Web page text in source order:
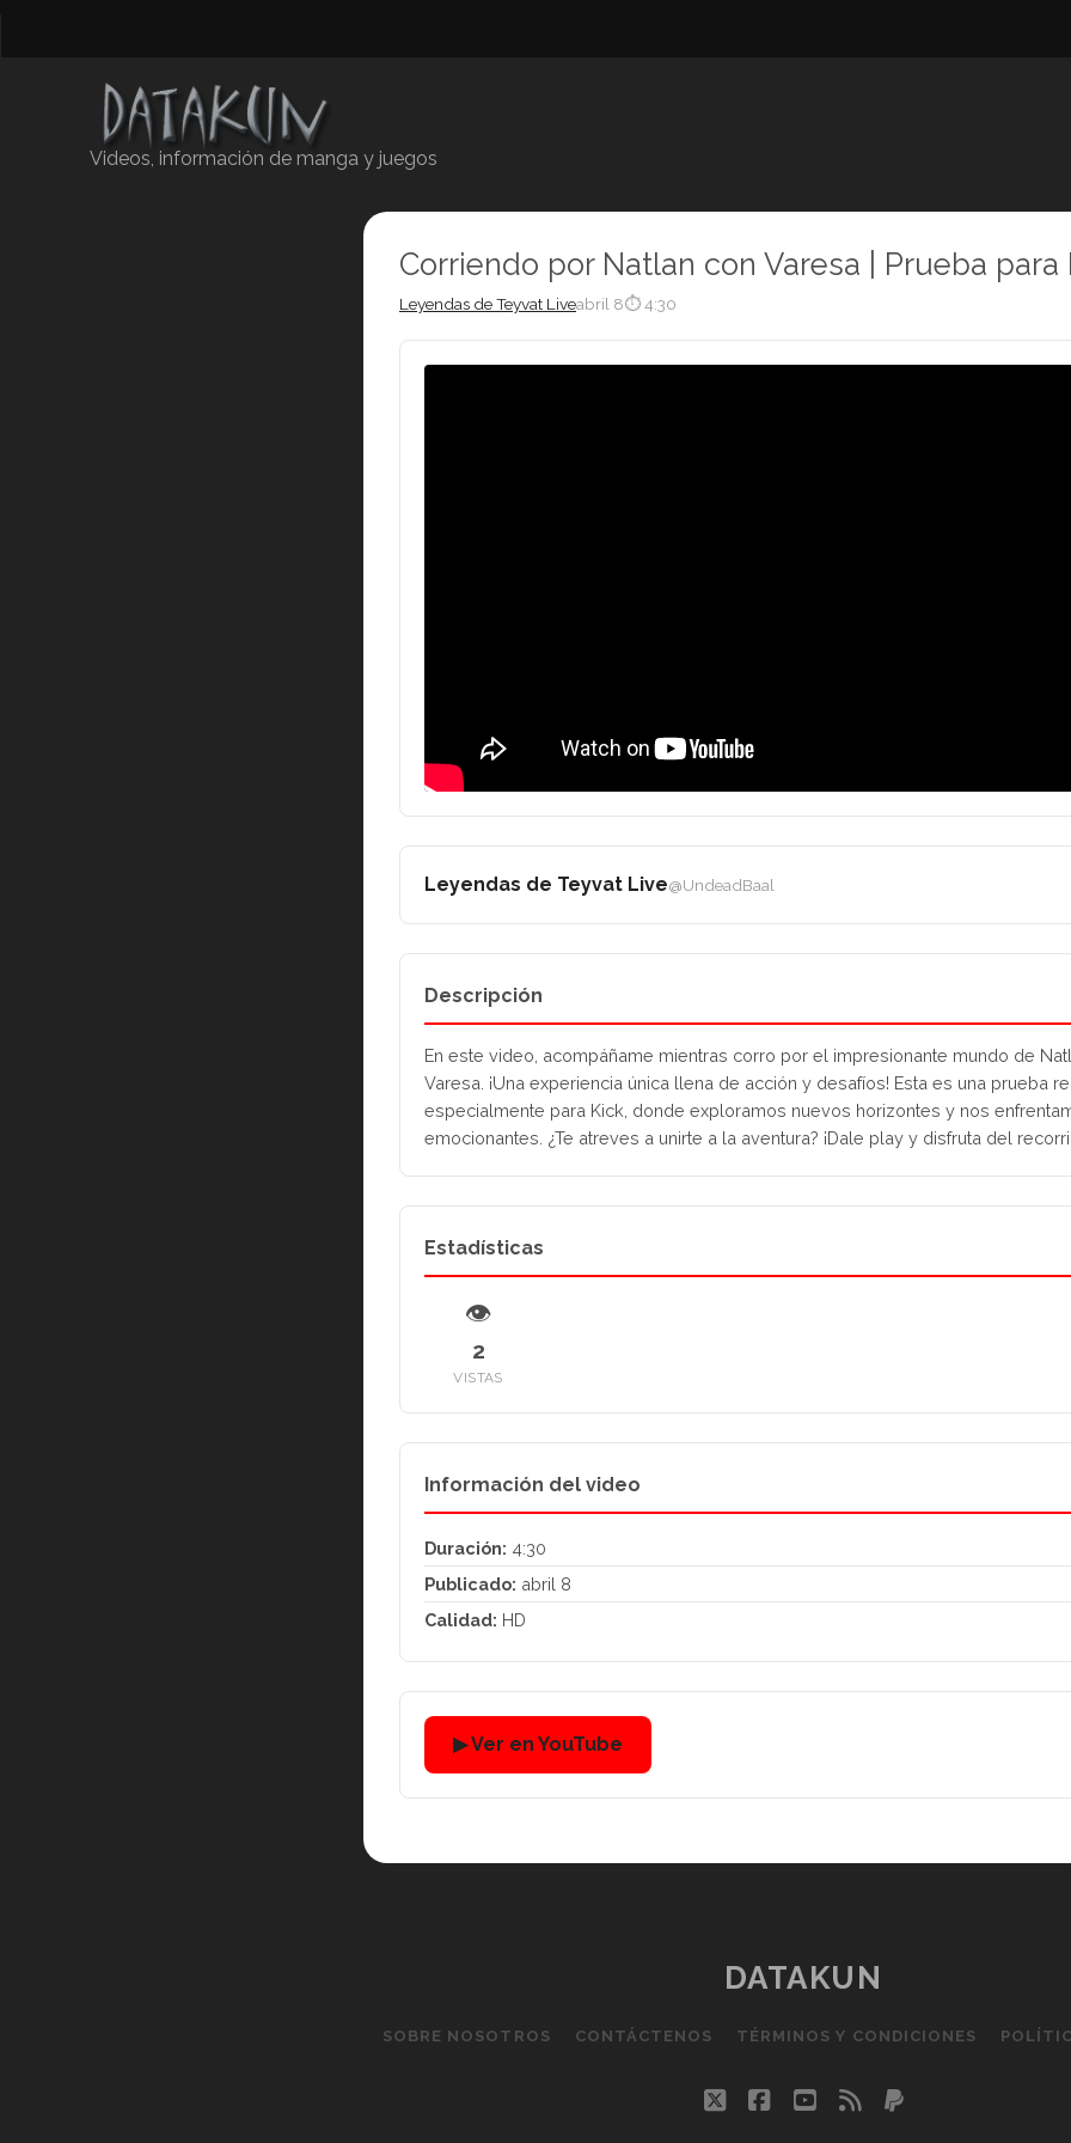
Videos, información de manga y juegos
Corriendo por Natlan con Varesa | Prueba para
Leyendas de Teyvat Liveabril 8⏱ 4:30
Leyendas de Teyvat Live@UndeadBaal
Descripción
En este video, acompáñame mientras corro por el impresionante mundo de
Varesa. ¡Una experiencia única llena de acción y desafíos! Esta es una prueba
especialmente para Kick, donde exploramos nuevos horizontes y nos
emocionantes. ¿Te atreves a unirte a la aventura? ¡Dale play y disfruta del
Estadísticas
👁
2
VISTAS
Información del video
Duración: 4:30
Publicado: abril 8
Calidad: HD
▶ Ver en YouTube
DATAKUN
SOBRE NOSOTROS CONTÁCTENOS TÉRMINOS Y CONDICIONES
twitterfacebook
youtube
rss paypal